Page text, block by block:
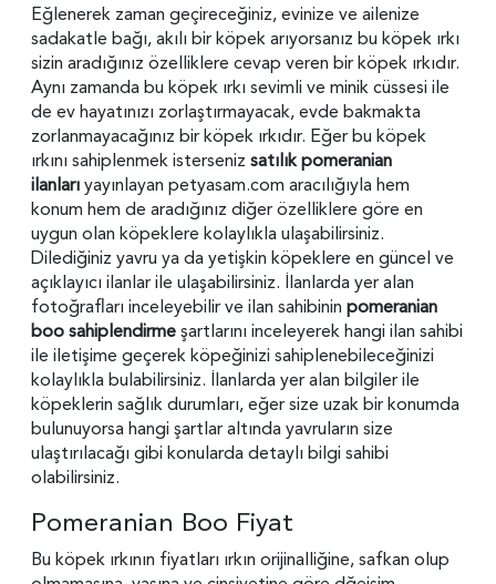
Eğlenerek zaman geçireceğiniz, evinize ve ailenize
sadakatle bağı, akılı bir köpek arıyorsanız bu köpek ırkı
sizin aradığınız özelliklere cevap veren bir köpek ırkıdır.
Aynı zamanda bu köpek ırkı sevimli ve minik cüssesi ile
de ev hayatınızı zorlaştırmayacak, evde bakmakta
zorlanmayacağınız bir köpek ırkıdır. Eğer bu köpek
ırkını sahiplenmek isterseniz satılık pomeranian
ilanlarıyayınlayan petyasam.com aracılığıyla hem
konum hem de aradığınız diğer özelliklere göre en
uygun olan köpeklere kolaylıkla ulaşabilirsiniz.
Dilediğiniz yavru ya da yetişkin köpeklere en güncel ve
açıklayıcı ilanlar ile ulaşabilirsiniz. İlanlarda yer alan
fotoğrafları inceleyebilir ve ilan sahibinin pomeranian
boo sahiplendirmeşartlarını inceleyerek hangi ilan sahibi
ile iletişime geçerek köpeğinizi sahiplenebileceğinizi
kolaylıkla bulabilirsiniz. İlanlarda yer alan bilgiler ile
köpeklerin sağlık durumları, eğer size uzak bir konumda
bulunuyorsa hangi şartlar altında yavruların size
ulaştırılacağı gibi konularda detaylı bilgi sahibi
olabilirsiniz.
Pomeranian Boo Fiyat
Bu köpek ırkının fiyatları ırkın orijinalliğine, safkan olup